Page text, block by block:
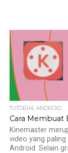
TUTORIAL ANDROID
Cara Membuat
Kinemaster
video yang
Android. Selain